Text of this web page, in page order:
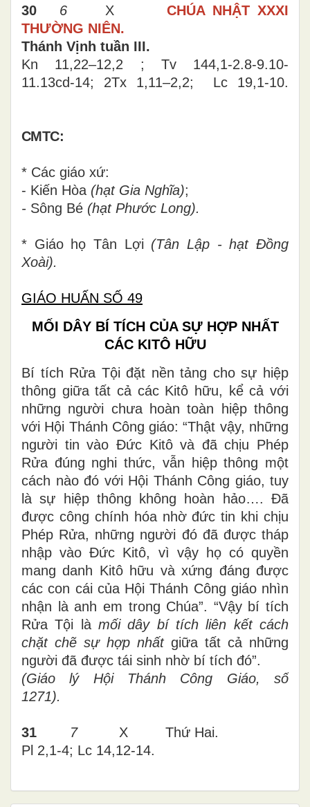
30 6XCHÚA NHẬT XXXI
THƯỜNG NIÊN.
Thánh Vịnh tuần III.
Kn 11,22–12,2 ; Tv 144,1-2.8-9.10-
11.13cd-14; 2Tx 1,11–2,2; Lc 19,1-10.
CMTC:
* Các giáo xứ:
- Kiến Hòa (hạt Gia Nghĩa);
- Sông Bé (hạt Phước Long).
* Giáo họ Tân Lợi (Tân Lập - hạt Đồng
Xoài).
GIÁO HUẤN SỐ 49
MỐI DÂY BÍ TÍCH CỦA SỰ HỢP NHẤT
CÁC KITÔ HỮU
Bí tích Rửa Tội đặt nền tảng cho sự hiệp
thông giữa tất cả các Kitô hữu, kể cả với
những người chưa hoàn toàn hiệp thông
với Hội Thánh Công giáo: “Thật vậy, những
người tin vào Đức Kitô và đã chịu Phép
Rửa đúng nghi thức, vẫn hiệp thông một
cách nào đó với Hội Thánh Công giáo, tuy
là sự hiệp thông không hoàn hảo…. Đã
được công chính hóa nhờ đức tin khi chịu
Phép Rửa, những người đó đã được tháp
nhập vào Đức Kitô, vì vậy họ có quyền
mang danh Kitô hữu và xứng đáng được
các con cái của Hội Thánh Công giáo nhìn
nhận là anh em trong Chúa”. “Vậy bí tích
Rửa Tội là mối dây bí tích liên kết cách
chặt chẽ sự hợp nhất giữa tất cả những
người đã được tái sinh nhờ bí tích đó”.
(Giáo lý Hội Thánh Công Giáo, số
1271).
31 7X Thứ Hai.
Pl 2,1-4; Lc 14,12-14.